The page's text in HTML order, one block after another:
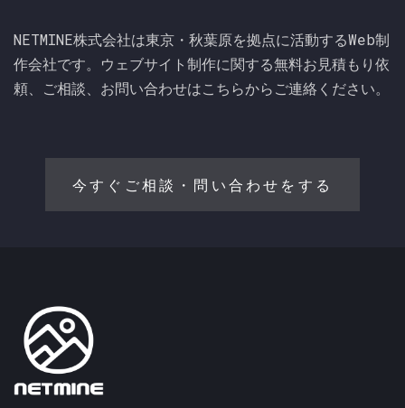
NETMINE株式会社は東京・秋葉原を拠点に活動するWeb制
作会社です。ウェブサイト制作に関する無料お見積もり依
頼、ご相談、お問い合わせはこちらからご連絡ください。
今すぐご相談・問い合わせをする